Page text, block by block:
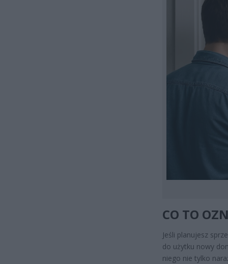
CO TO
Jeśli planujesz
do użytku nowy
niego nie tylko